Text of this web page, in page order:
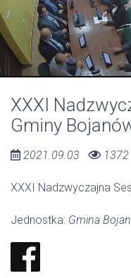
XXXI
Gminy
2021.09.03 1372
XXXI Nadzwyczajna
Jednostka: Gmina